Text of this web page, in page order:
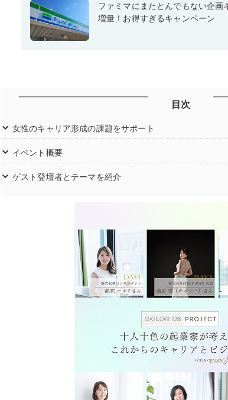
ファミマにまたとんでもない企画
増量！お得すぎるキャンペーン
目次
女性のキャリア形成の課題をサポート
イベント概要
ゲスト登壇者とテーマを紹介